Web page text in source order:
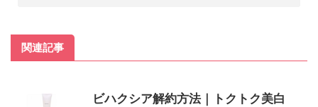
関連記事
ビハクシア解約方法｜トクトク美白